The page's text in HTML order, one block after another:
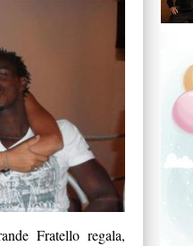
Fratello regala,